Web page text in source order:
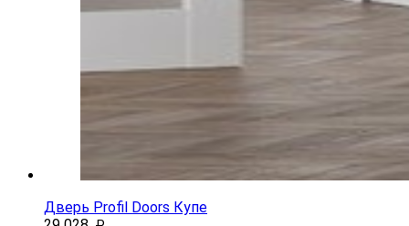
Дверь Profil Doors Купе